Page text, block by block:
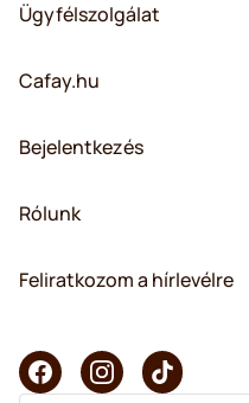
Ügyfélszolgálat
Cafay.hu
Bejelentkezés
Rólunk
Feliratkozom a hírlevélre